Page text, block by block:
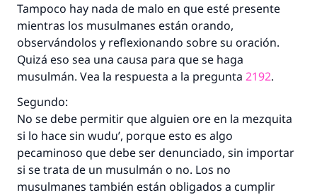
Tampoco hay nada de malo en que esté presente
mientras los musulmanes están orando,
observándolos y reflexionando sobre su oración.
Quizá eso sea una causa para que se haga
musulmán. Vea la respuesta a la pregunta 2192.
Segundo:
No se debe permitir que alguien ore en la mezquita
si lo hace sin wudu’, porque esto es algo
pecaminoso que debe ser denunciado, sin importar
si se trata de un musulmán o no. Los no
musulmanes también están obligados a cumplir